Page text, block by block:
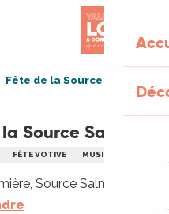
Fête de la Source Salmière
Source Salmière
FÊTE VOTIVE MUSIQUE
Source Salmière,